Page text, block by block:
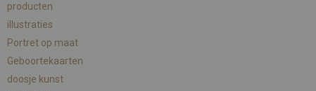
producten
illustraties
Portret op maat
Geboortekaarten
doosje kunst